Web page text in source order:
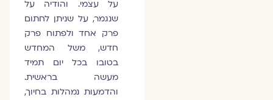
על עצמי. והודיה על
שנגמר, על שניתן לחתום
פרק אחד ולפתוח פרק
חדש, משל המחדש
בטובו בכל יום תמיד
מעשה בראשית.
והדמעות נמהלות בחיוך,